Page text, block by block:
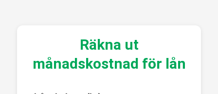
Räkna ut
månadskostnad för lån